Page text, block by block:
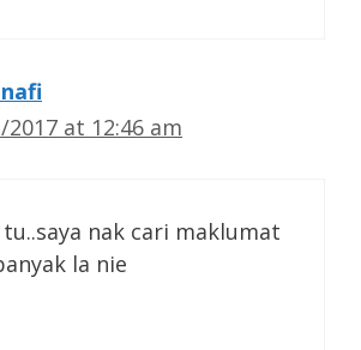
2017 at 12:46 am
nak cari maklumat
la nie